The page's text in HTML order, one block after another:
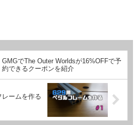
GMGでThe Outer Worldsが16%OFFで予
約できるクーポンを紹介
レームを作る